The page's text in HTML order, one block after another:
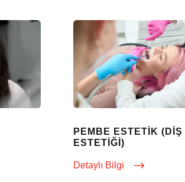
PEMBE ESTETIK (DIŞ
ESTETIĞI)
Detaylı Bilgi